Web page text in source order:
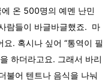
온 500명의 예멘 난민
람들이 바글바글했죠. 마
. 혹시나 싶어 “통역이 필
하더라고요. 그래서 바리
불어 텐트나 음식을 나눠